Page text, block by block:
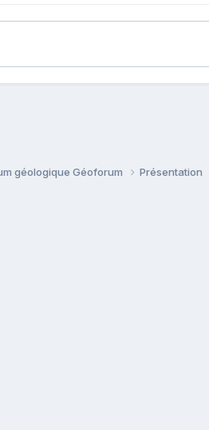
géologique Géoforum Présentation